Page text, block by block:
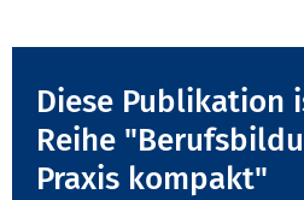
Diese Publikation
Reihe
Praxis kompakt"